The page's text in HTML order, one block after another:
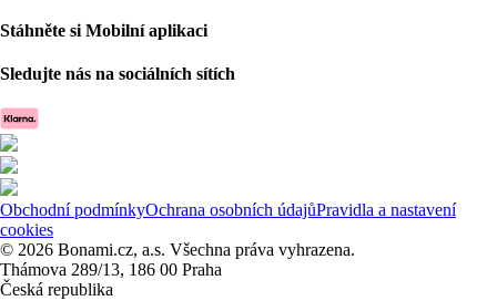
Stáhněte si Mobilní aplikaci
Sledujte nás na sociálních sítích
Obchodní podmínkyOchrana osobních údajůPravidla a nastavení
cookies
© 2026 Bonami.cz, a.s. Všechna práva vyhrazena.
Thámova 289/13, 186 00 Praha
Česká republika